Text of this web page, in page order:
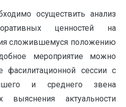
осуществить анализ
ценностей на
сложившемуся положению
мероприятие можно
фасилитационной сессии с
и среднего звена
актуальности